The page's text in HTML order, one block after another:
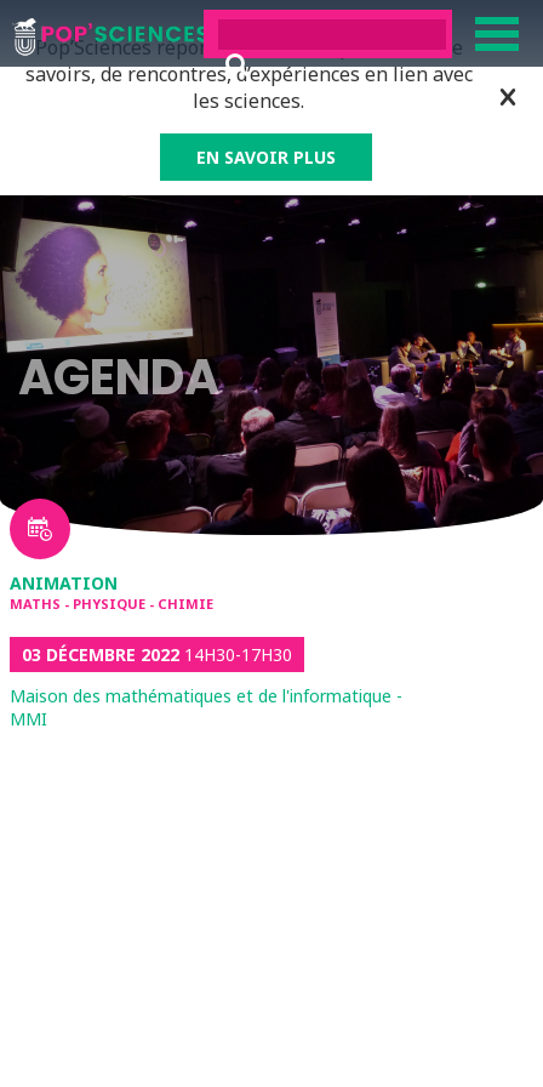
Pop’Sciences répond à tous ceux qui ont soif de
savoirs, de rencontres, d’expériences en lien avec
les sciences.
EN SAVOIR PLUS
AGENDA
ANIMATION
MATHS - PHYSIQUE - CHIMIE
03 DÉCEMBRE 2022 14H30-17H30
Maison des mathématiques et de l'informatique -
MMI